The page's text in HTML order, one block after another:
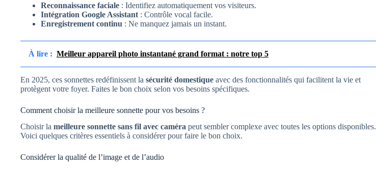
Reconnaissance faciale : Identifiez automatiquement vos visiteurs.
Intégration Google Assistant : Contrôle vocal facile.
Enregistrement continu : Ne manquez jamais un instant.
À lire : Meilleur appareil photo instantané grand format : notre top 5
En 2025, ces sonnettes redéfinissent la sécurité domestique avec des fonctionnalités qui facilitent la vie et
protègent votre foyer. Faites le bon choix selon vos besoins spécifiques.
Comment choisir la meilleure sonnette pour vos besoins ?
Choisir la meilleure sonnette sans fil avec caméra peut sembler complexe avec toutes les options disponibles.
Voici quelques critères essentiels à considérer pour faire le bon choix.
Considérer la qualité de l’image et de l’audio